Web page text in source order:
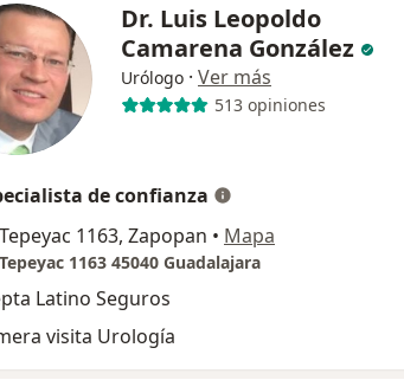
Dr. Luis Leopoldo
Camarena González
Urólogo · Ver más
513 opiniones
de confianza
1163, Zapopan • Mapa
1163 45040 Guadalajara
Latino Seguros
visita Urología